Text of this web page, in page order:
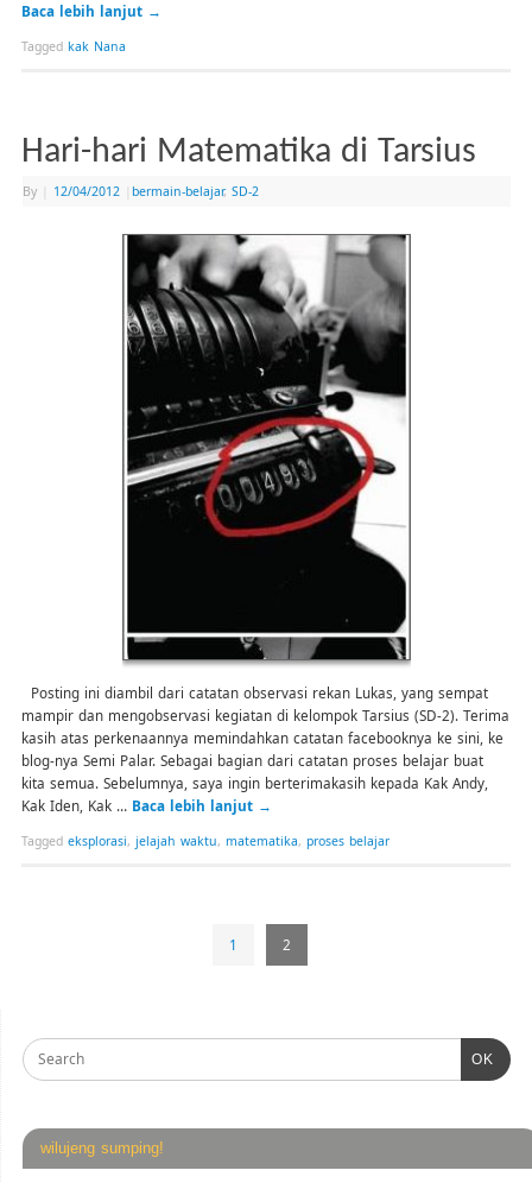
Baca lebih lanjut →
Tagged kak Nana
Hari-hari Matematika di Tarsius
By 12/04/2012 bermain-belajar, SD-2
Posting ini diambil dari catatan observasi rekan Lukas, yang sempat
mampir dan mengobservasi kegiatan di kelompok Tarsius (SD-2). Terima
kasih atas perkenaannya memindahkan catatan facebooknya ke sini, ke
blog-nya Semi Palar. Sebagai bagian dari catatan proses belajar buat
kita semua. Sebelumnya, saya ingin berterimakasih kepada Kak Andy,
Kak Iden, Kak … Baca lebih lanjut →
Tagged eksplorasi, jelajah waktu, matematika, proses belajar
1 2
OK
wilujeng sumping!